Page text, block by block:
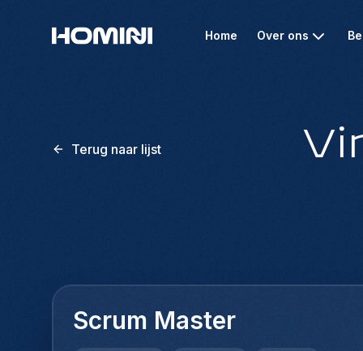
Home Over ons
Terug naar lijst
Scrum Master